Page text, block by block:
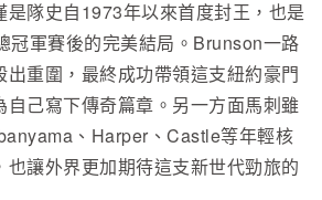
是隊史自1973年以來首度封王，也是
冠軍賽後的完美結局。Brunson一路
重圍，最終成功帶領這支紐約豪門
自己寫下傳奇篇章。另一方面馬刺雖
、Harper、Castle等年輕核
也讓外界更加期待這支新世代勁旅的